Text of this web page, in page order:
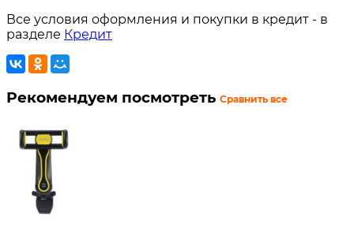
Все условия оформления и покупки в кредит - в
разделе Кредит
Рекомендуем посмотреть Сравнить все